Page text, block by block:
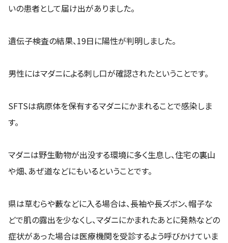
いの患者として届け出がありました。
遺伝子検査の結果、19日に陽性が判明しました。
男性にはマダニによる刺し口が確認されたということです。
SFTSは病原体を保有するマダニにかまれることで感染しま
す。
マダニは野生動物が出没する環境に多く生息し、住宅の裏山
や畑、あぜ道などにもいるということです。
県は草むらや藪などに入る場合は、長袖や長ズボン、帽子な
どで肌の露出を少なくし、マダニにかまれたあとに発熱などの
症状があった場合は医療機関を受診するよう呼びかけていま